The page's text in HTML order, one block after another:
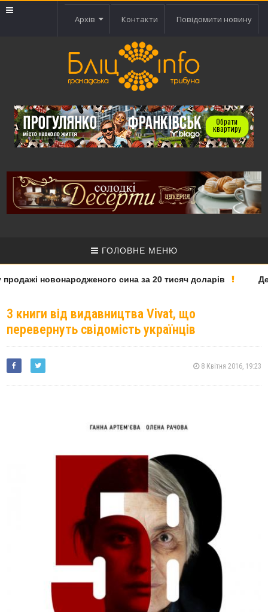
Архів Контакти Повідомити новину
ГОЛОВНЕ МЕНЮ
новонародженого сина за 20 тисяч доларів
3 книги від видавництва Vivat, що
перевернуть свідомість українців
8 Квітня 2016, 19:23